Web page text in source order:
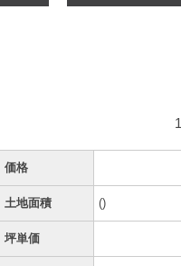
1
価格
土地面積 ()
坪単価